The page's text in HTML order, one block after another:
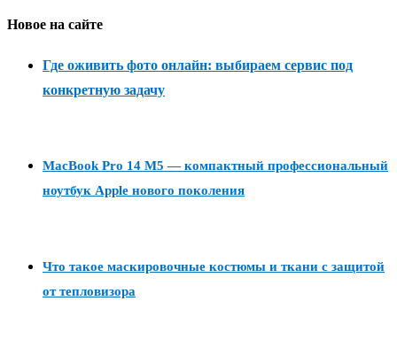
Новое на сайте
Где оживить фото онлайн: выбираем сервис под
конкретную задачу
MacBook Pro 14 M5 — компактный профессиональный
ноутбук Apple нового поколения
Что такое маскировочные костюмы и ткани с защитой
от тепловизора